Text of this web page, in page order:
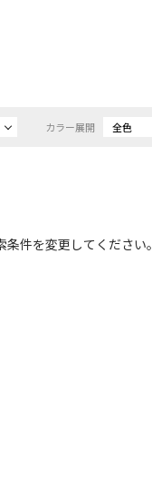
カラー展開 全色
件を変更してください。